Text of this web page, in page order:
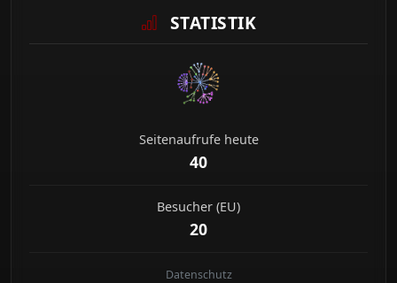
STATISTIK
Seitenaufrufe heute
40
Besucher (EU)
20
Datenschutz